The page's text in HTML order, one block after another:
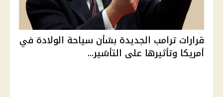
قرارات ترامب الجديدة بشأن سياحة الولادة في
أمريكا وتأثيرها على التأشير...